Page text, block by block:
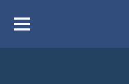
вмістуMenu